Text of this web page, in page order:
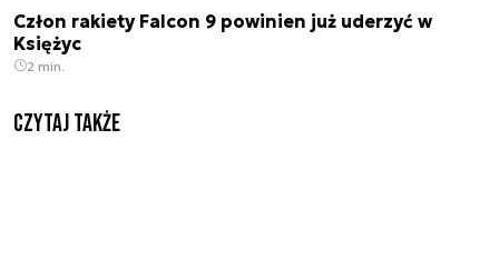
Człon rakiety Falcon 9 powinien już uderzyć w
Księżyc
2 min.
Czytaj także